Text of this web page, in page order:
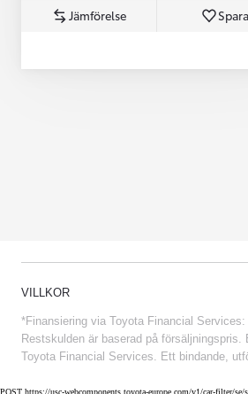
Jämförelse Spara
VILLKOR
*Finansiering via Toyota Financial
Restskulden är baserad på
Toyota Financial Services. Ett bindande,
POST https://usc-webcomponents.toyota-europe.com/v1/car-filter/